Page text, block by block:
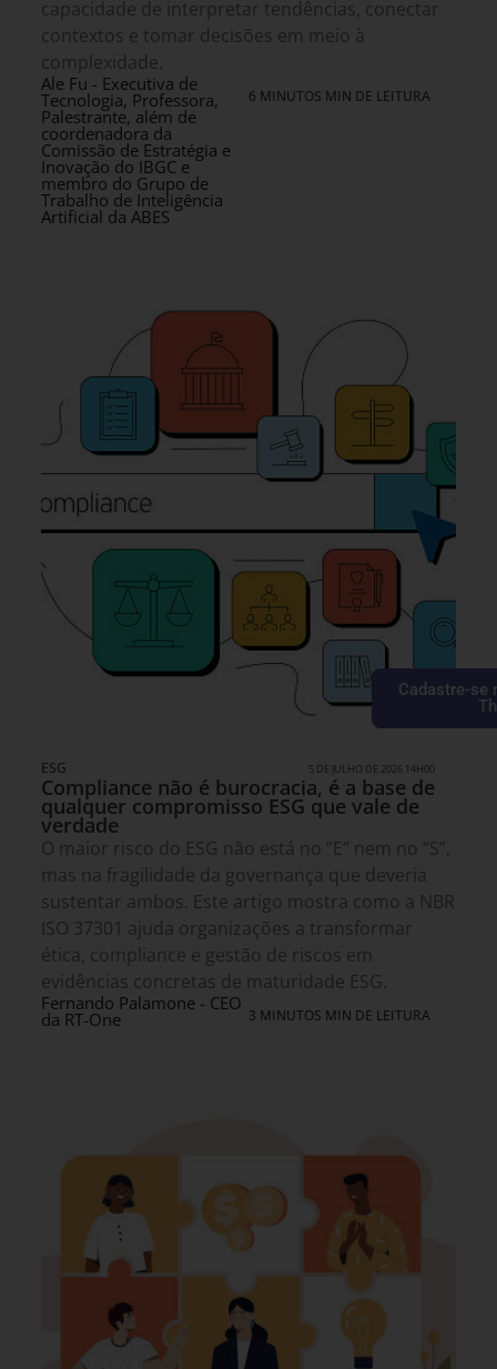
capacidade de interpretar tendências, conectar
contextos e tomar decisões em meio à
complexidade.
Ale Fu - Executiva de
Tecnologia, Professora,
Palestrante, além de
coordenadora da
Comissão de Estratégia e
Inovação do IBGC e
membro do Grupo de
Trabalho de Inteligência
Artificial da ABES
6 MINUTOS MIN DE LEITURA
ESG 5 DE JULHO DE 2026 14H00
Compliance não é burocracia, é a base de
qualquer compromisso ESG que vale de
verdade
O maior risco do ESG não está no “E” nem no “S”,
mas na fragilidade da governança que deveria
sustentar ambos. Este artigo mostra como a NBR
ISO 37301 ajuda organizações a transformar
ética, compliance e gestão de riscos em
evidências concretas de maturidade ESG.
Fernando Palamone - CEO
da RT-One 3 MINUTOS MIN DE LEITURA
Cadastre-se